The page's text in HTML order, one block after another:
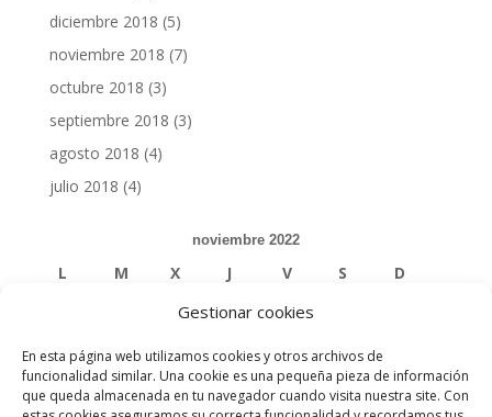
Gestionar cookies
En esta página web utilizamos cookies y otros archivos de
funcionalidad similar. Una cookie es una pequeña pieza de información
que queda almacenada en tu navegador cuando visita nuestra site. Con
diciembre 2018 (5)
noviembre 2018 (7)
octubre 2018 (3)
septiembre 2018 (3)
agosto 2018 (4)
julio 2018 (4)
noviembre 2022
L M X J V S D
2 3 4
7 8 9 10 11 12 13